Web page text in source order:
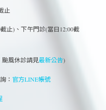
止
止)、 下午門診(當日12:00截
風休診請見最新公告)
： 官方LINE帳號